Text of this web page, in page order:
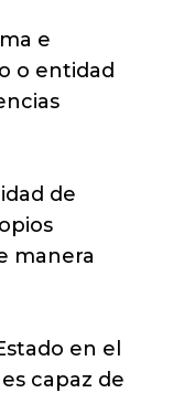
e
o entidad
de
manera
en el
capaz de